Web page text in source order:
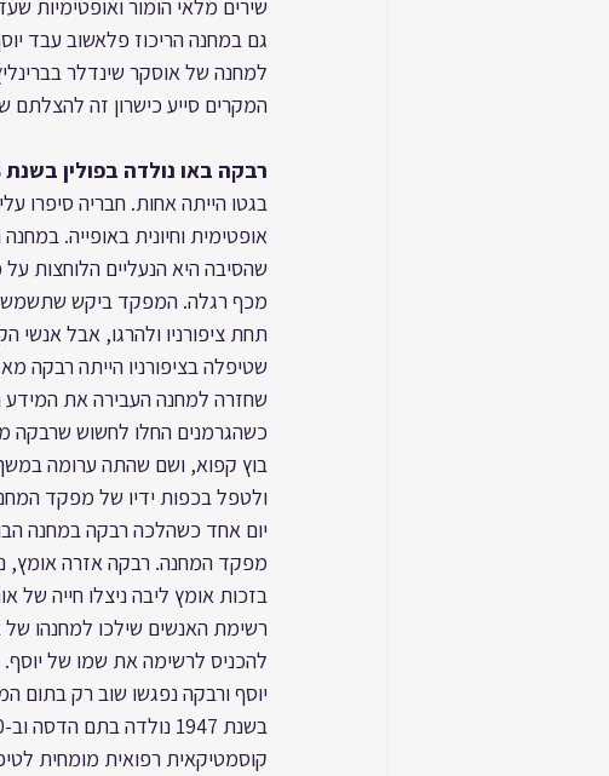
שירים מלאי הומור ואופטימיות
גם במחנה הריכוז פלאשוב עבד
למחנה של אוסקר שינדלר
המקרים סייע כישרון זה להצלתם
רבקה באו נולדה בפולין בשנת 1918.
בגטו הייתה אחות. חבריה סיפרו
אופטימית וחיונית באופייה.
שהסיבה היא הנעליים הלוחצות
מכף רגלה. המפקד ביקש שתשמש
תחת ציפורניו ולהרגו, אבל אנשי
שטיפלה בציפורניו הייתה רבקה
שחזרה למחנה העבירה את המידע
כשהגרמנים החלו לחשוש שרבקה
בוץ קפוא, ושם שהתה ערומה במשך
ולטפל בכפות ידיו של מפקד
יום אחד כשהלכה רבקה במחנה
מפקד המחנה. רבקה אזרה אומץ,
בזכות אומץ ליבה ניצלו חייה של
רשימת האנשים שילכו למחנהו של
להכניס לרשימה את שמו של יוסף.
יוסף ורבקה נפגשו שוב רק בתום
קוסמטיקאית רפואית מומחית